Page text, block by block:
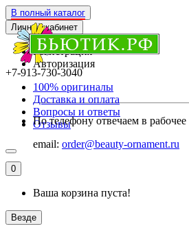
В полный каталог
Личный кабинет
Регистрация
Авторизация
100% оригиналы
Доставка и оплата
Вопросы и ответы
Отзывы
+7-913-730-3040
По телефону отвечаем в
email: order@beauty-ornament.ru
0
Ваша корзина пуста!
Везде